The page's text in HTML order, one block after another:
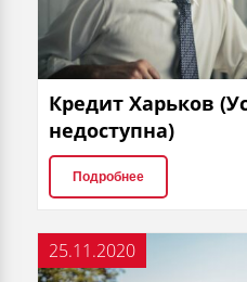
Кредит Харьков
недоступна)
Подробнее
25.11.2020